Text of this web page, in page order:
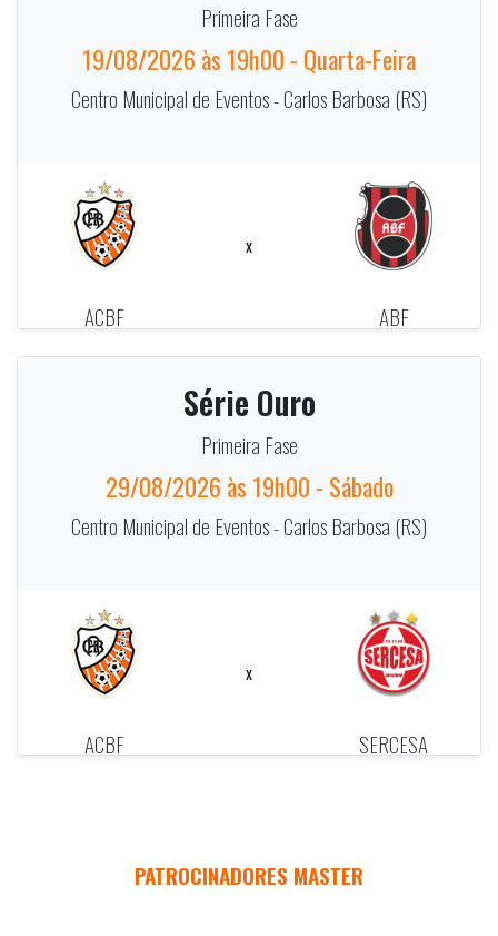
Primeira Fase
19/08/2026 às 19h00 - Quarta-Feira
Centro Municipal de Eventos - Carlos Barbosa (RS)
ACBF
x
ABF
Série Ouro
Primeira Fase
29/08/2026 às 19h00 - Sábado
Centro Municipal de Eventos - Carlos Barbosa (RS)
ACBF
x
SERCESA
PATROCINADORES MASTER